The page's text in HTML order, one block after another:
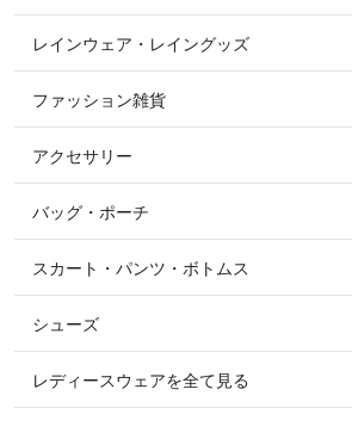
パーカー・トレーナー・スウェット
ニット・セーター
シャツ・ブラウス・ワンピース
ジャケット・ブルゾン
その他 アウター
すべての競技用ウェア
ショージャケット
ショーシャツ
レインウェア・レイングッズ
ファッション雑貨
すべてのファッション雑貨
ソックス
ベルト
マフラー・スカーフ・ストール・スヌ
アクセサリー
すべてのアクセサリー
リング
ピアス・イヤリング
バッグ・ポーチ
スカート・パンツ・ボトムス
シューズ
レディースウェアを全て見る